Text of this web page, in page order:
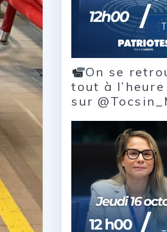
On se
tout à l’heure
sur